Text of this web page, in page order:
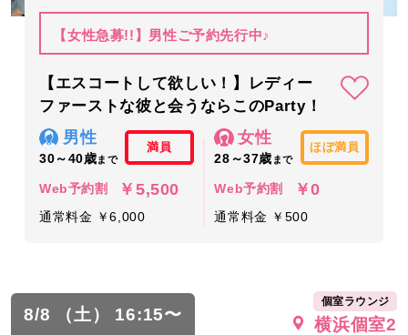
【女性急募!!】男性ご予約先行中♪
【エスコートして欲しい！】レディー
ファーストな彼と会うならこのParty！
男性
30～40歳まで
満員
Web予約割 ￥5,500
通常料金 ￥6,000
女性
28～37歳 まで
ほぼ満員
Web予約割 ￥0
通常料金 ￥500
8/8 （土） 16:15〜
個室ラウンジ
横浜個室2